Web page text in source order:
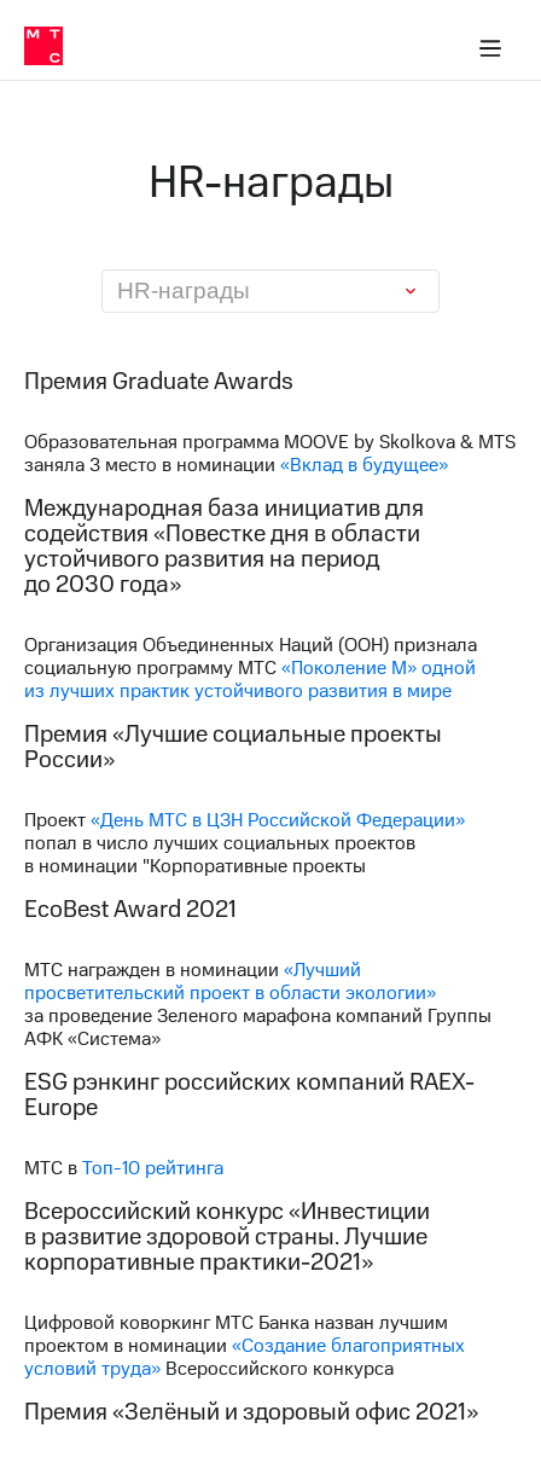
Медиа-центр
и акционерам
Устойчивое развитие
Комплаенс и деловая этика
компании
Карьера
Руководство
Правовая
информация
Контакты
Пресс-
релизы
МТС
о технологиях
Достижения
Интервью
Финансовая
отчетность
Контакты
Новости
в
регионе
Корпоративное
управление
Корпоративный
Раскрытие
акционерам
Документы
ПАО
"МТС"
Собрания
акционеров
кабинет
акционера
Акционерный
капитал
Контроль
в МТС
МТС
о технологиях
HR-награды
HR-награды
Премия Graduate Awards
Образовательная программа MOOVE by Skolkova & MTS
заняла 3 место в номинации «Вклад в будущее»
Международная база инициатив для
содействия «Повестке дня в области
устойчивого развития на период
до 2030 года»
Организация Объединенных Наций (ООН) признала
социальную программу МТС«Поколение М» одной
из лучших практик устойчивого развития в мире
Премия «Лучшие социальные проекты
России»
Проект«День МТС в ЦЗН Российской Федерации»
попал в число лучших социальных проектов
в номинации "Корпоративные проекты
EcoBest Award 2021
МТС награжден в номинации «Лучший
просветительский проект в области экологии»
за проведение Зеленого марафона компаний Группы
АФК «Система»
ESG рэнкинг российских компаний RAEX-
Europe
МТС вТоп-10 рейтинга
Всероссийский конкурс «Инвестиции
в развитие здоровой страны. Лучшие
корпоративные практики-2021»
Цифровой коворкинг МТС Банка назван лучшим
проектом в номинации «Создание благоприятных
условий труда» Всероссийского конкурса
Премия «Зелёный и здоровый офис 2021»